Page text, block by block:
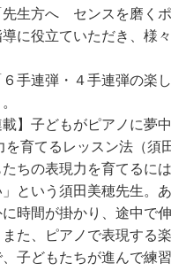
先生方へ センスを磨く
に役立ていただき、様
手連弾・４手連弾の楽
】子どもがピアノに夢
を育てるレッスン法（須
ちの表現力を育てるに
という須田美穂先生。
に時間が掛かり、途中で
た、ピアノで表現する
、子どもたちが進んで練